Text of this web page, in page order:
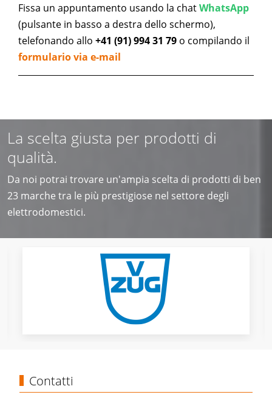
Fissa un appuntamento usando la chatWhatsApp
(pulsante in basso a destra dello schermo),
telefonando allo +41 (91) 994 31 79 o compilando il
formulario via e-mail
La scelta giusta per prodotti di
qualità.
Da noi potrai trovare un'ampia scelta di prodotti di ben
23 marche tra le più prestigiose nel settore degli
elettrodomestici.
Contatti